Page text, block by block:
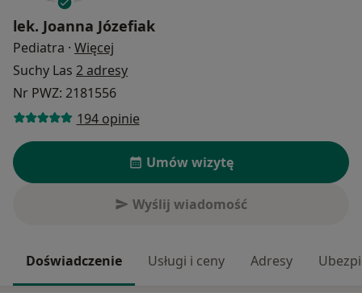
lek. Joanna Józefiak
Pediatra · Więcej
Suchy Las 2 adresy
Nr PWZ: 2181556
194 opinie
Umów wizytę
Wyślij wiadomość
Doświadczenie Usługi i ceny Adresy